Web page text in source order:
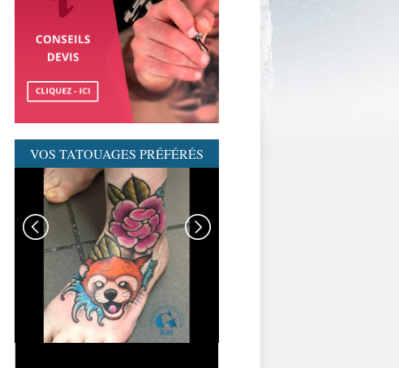
VOS TATOUAGES PRÉFÉRÉS
GRAPHICADERME-
TATOUAGENEOTRAD-
NEOTRAD-AVIGNON-
MEILLEURSTATOUEURS